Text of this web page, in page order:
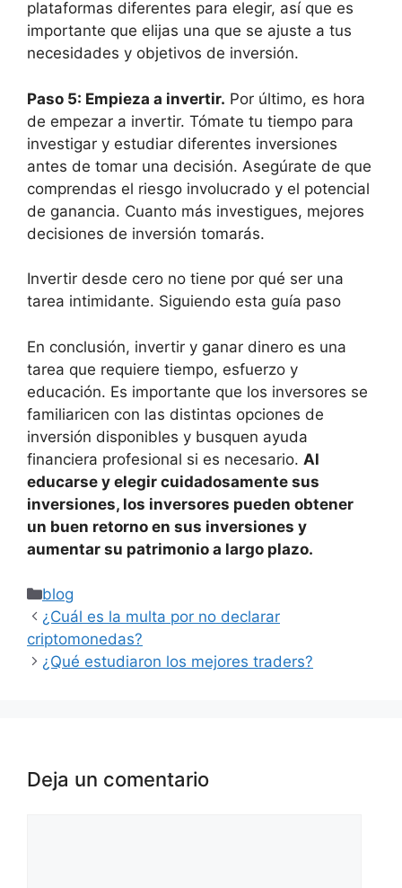
plataformas diferentes para elegir, así que es
importante que elijas una que se ajuste a tus
necesidades y objetivos de inversión.
Paso 5: Empieza a invertir. Por último, es hora
de empezar a invertir. Tómate tu tiempo para
investigar y estudiar diferentes inversiones
antes de tomar una decisión. Asegúrate de que
comprendas el riesgo involucrado y el potencial
de ganancia. Cuanto más investigues, mejores
decisiones de inversión tomarás.
Invertir desde cero no tiene por qué ser una
tarea intimidante. Siguiendo esta guía paso
En conclusión, invertir y ganar dinero es una
tarea que requiere tiempo, esfuerzo y
educación. Es importante que los inversores se
familiaricen con las distintas opciones de
inversión disponibles y busquen ayuda
financiera profesional si es necesario. Al
educarse y elegir cuidadosamente sus
inversiones, los inversores pueden obtener
un buen retorno en sus inversiones y
aumentar su patrimonio a largo plazo.
Categorías
blog
¿Cuál es la multa por no declarar
criptomonedas?
¿Qué estudiaron los mejores traders?
Deja un comentario